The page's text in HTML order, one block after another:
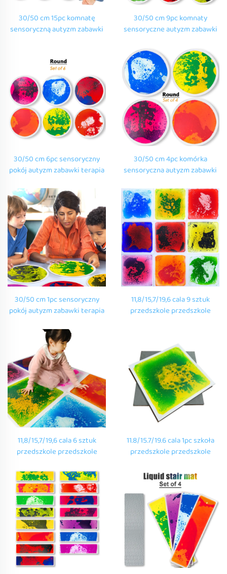
30/50 cm 15pc komnatę
sensoryczną autyzm zabawki
do zabawy przedszkole
dynamiczne okrągłe płytki
płynne
30/50 cm 9pc komnaty
sensoryczne autyzm zabawki
zmysłowe poduszki do zabawy
przedszkole dynamiczne
okrągłe płytki płynne
30/50 cm 6pc sensoryczny
pokój autyzm zabawki terapia
zmysłowe poduszki do zabawy
przedszkole dynamiczne
okrągłe płytki płynne
30/50 cm 4pc komórka
sensoryczna autyzm zabawki
zmysłowe poduszki do zabawy
przedszkole dynamiczne
okrągłe płytki płynne
30/50 cm 1pc sensoryczny
pokój autyzm zabawki terapia
sensoryczna przedszkole
dynamiczne okrągłe płytki
płynówki podłogowe
11,8/15,7/19,6 cala 9 sztuk
przedszkole przedszkole
ślizgowe matki zmysłowe
płynne płytki podłogowe
zestaw
11,8/15,7/19,6 cala 6 sztuk
przedszkole przedszkole
podłogi mat dzieci anty-
ślizgowe matki zmysłowe
płynne płytki podłogowe
zestaw
11.8/15.7/19.6 cala 1pc szkoła
przedszkole przedszkole
dekoracja szkoły kreskówki
matki sensoryczne płynne
płytki podłogowe